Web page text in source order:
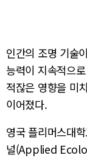
인간의 조명 기술
능력이 지속적으
적잖은 영향을 미
이어졌다.
영국 플리머스대
널(Applied